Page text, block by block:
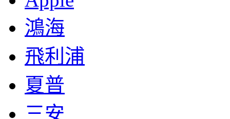
鴻海
飛利浦
夏普
三安